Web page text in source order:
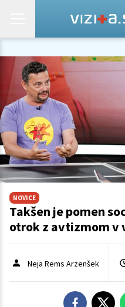
NOVICE
Takšen je pomen
otrok z avtizmom v
Neja Rems Arzenšek